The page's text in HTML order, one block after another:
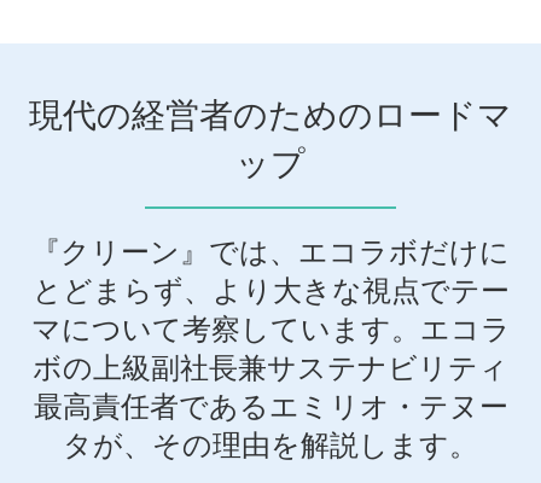
現代の経営者のためのロードマ
ップ
『クリーン』では、エコラボだけに
とどまらず、より大きな視点でテー
マについて考察しています。エコラ
ボの上級副社長兼サステナビリティ
最高責任者であるエミリオ・テヌー
タが、その理由を解説します。